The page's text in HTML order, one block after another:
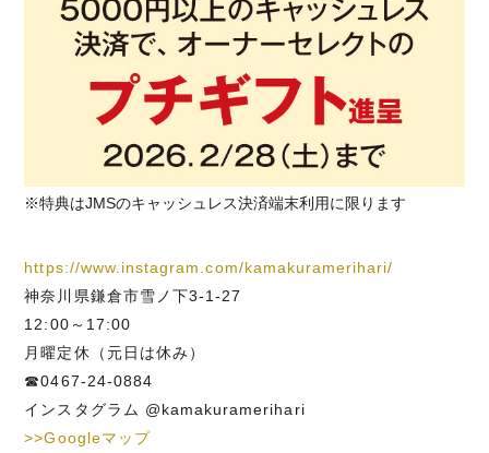
※特典はJMSのキャッシュレス決済端末利用に限ります
https://www.instagram.com/kamakuramerihari/
神奈川県鎌倉市雪ノ下3-1-27
12:00～17:00
月曜定休（元日は休み）
☎0467-24-0884
インスタグラム @kamakuramerihari
>>Googleマップ